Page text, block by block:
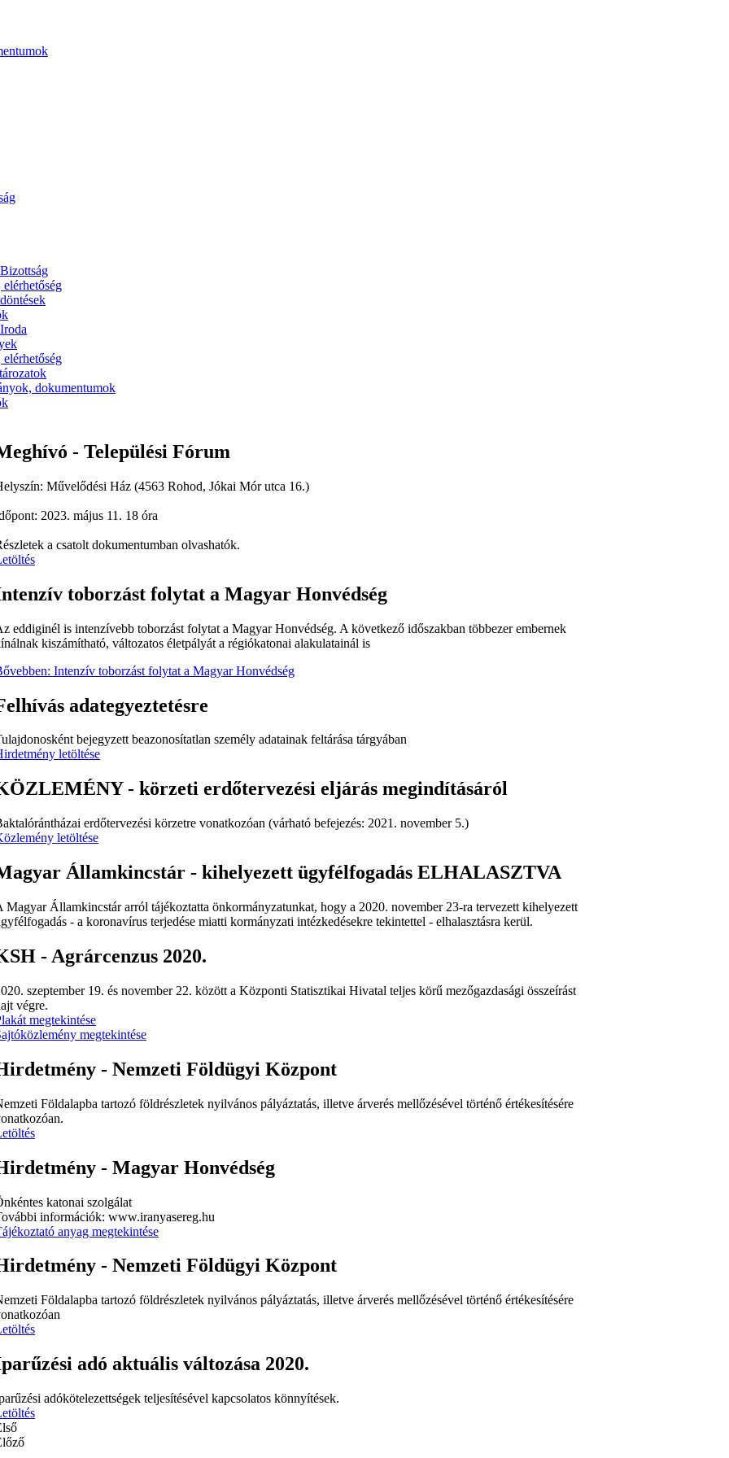
elérhetőség
elérhetőség
dokumentumok
- Települési Fórum
Művelődési Ház (4563 Rohod, Jókai Mór utca 16.)
2023. május 11. 18 óra
a csatolt dokumentumban olvashatók.
toborzást folytat a Magyar Honvédség
eddiginél is intenzívebb toborzást folytat a Magyar Honvédség. A következő időszakban többezer embernek
kiszámítható, változatos életpályát a régiókatonai alakulatainál is
Intenzív toborzást folytat a Magyar Honvédség
adategyeztetésre
bejegyzett beazonosítatlan személy adatainak feltárása tárgyában
letöltése
- körzeti erdőtervezési eljárás megindításáról
erdőtervezési körzetre vonatkozóan (várható befejezés: 2021. november 5.)
letöltése
Államkincstár - kihelyezett ügyfélfogadás ELHALASZTVA
Magyar Államkincstár arról tájékoztatta önkormányzatunkat, hogy a 2020. november 23-ra tervezett kihelyezett
- a koronavírus terjedése miatti kormányzati intézkedésekre tekintettel - elhalasztásra kerül.
- Agrárcenzus 2020.
szeptember 19. és november 22. között a Központi Statisztikai Hivatal teljes körű mezőgazdasági összeírást
végre.
megtekintése
megtekintése
- Nemzeti Földügyi Központ
Földalapba tartozó földrészletek nyilvános pályáztatás, illetve árverés mellőzésével történő értékesítésére
- Magyar Honvédség
katonai szolgálat
információk: www.iranyasereg.hu
anyag megtekintése
- Nemzeti Földügyi Központ
Földalapba tartozó földrészletek nyilvános pályáztatás, illetve árverés mellőzésével történő értékesítésére
adó aktuális változása 2020.
adókötelezettségek teljesítésével kapcsolatos könnyítések.